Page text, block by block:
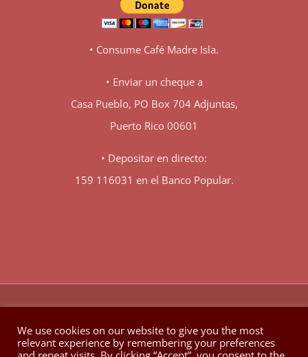
• Consume Café Madre Isla.
• Enviar un cheque a
Casa Pueblo, PO Box 704 Adjuntas,
Puerto Rico 00601
• Depositar en directo:
159 116031 en el Banco Popular.
Facebook
X YouTubeInstagram
We use cookies on our website to give you the most
relevant experience by remembering your preferences